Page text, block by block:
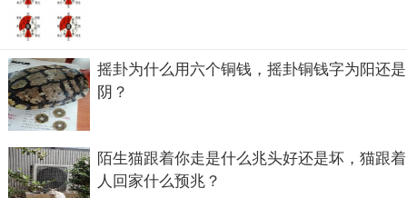
摇卦为什么用六个铜钱，摇卦铜钱字为阳还是
阴？
陌生猫跟着你走是什么兆头好还是坏，猫跟着
人回家什么预兆？